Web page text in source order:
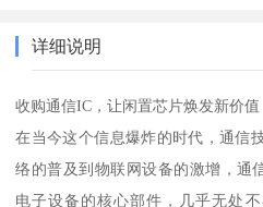
详细说明
收购通信IC，让闲置芯片焕发新价值
在当今这个信息爆炸的时代，通信
络的普及到物联网设备的激增，通
电子设备的核心部件，几乎无处